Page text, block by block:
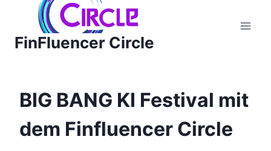
springen
FinFluencer Circle
BIG BANG KI Festival mit
dem Finfluencer Circle